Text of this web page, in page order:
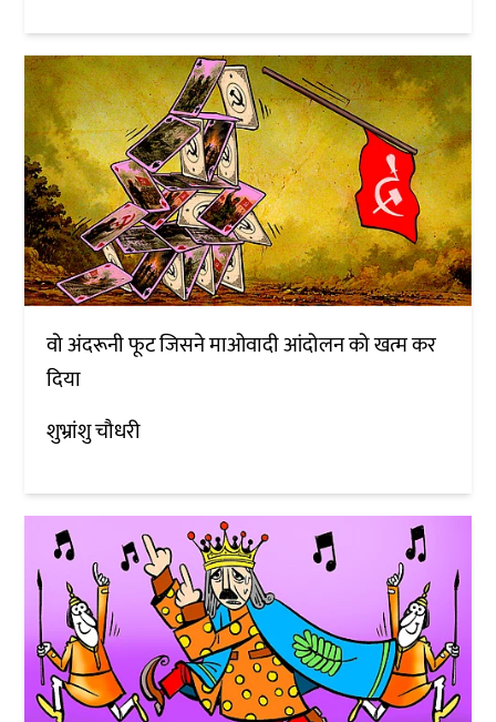
वो अंदरूनी फूट जिसने माओवादी आंदोलन को खत्म कर
दिया
शुभ्रांशु चौधरी